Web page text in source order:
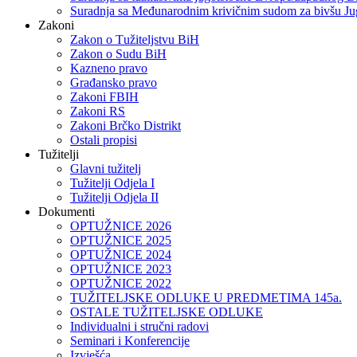
Suradnja sa Međunarodnim krivičnim sudom za bivšu
Zakoni
Zakon o Тužiteljstvu BiH
Zakon o Sudu BiH
Kazneno pravo
Građansko pravo
Zakoni FBIH
Zakoni RS
Zakoni Brčko Distrikt
Ostali propisi
Tužitelji
Glavni tužitelj
Tužitelji Odjela I
Tužitelji Odjela II
Dokumenti
OPTUŽNICE 2026
OPTUŽNICE 2025
OPTUŽNICE 2024
OPTUŽNICE 2023
OPTUŽNICE 2022
TUŽITELJSKE ODLUKE U PREDMETIMA 145a.
OSTALE TUŽITELJSKE ODLUKE
Individualni i stručni radovi
Seminari i Konferencije